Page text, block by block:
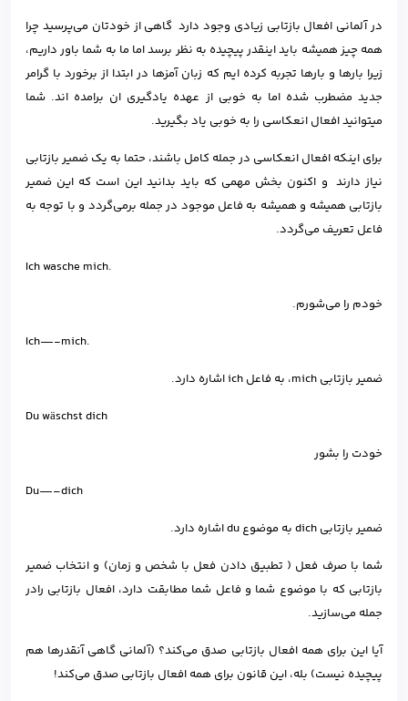
در آلمانی افعال بازتابی زیادی وجود دارد گاهی از خودتان می‌پرسید چرا
همه چیز همیشه باید اینقدر پیچیده به نظر برسد اما ما به شما باور داریم،
زیرا بارها و بارها تجربه کرده ایم که زبان آمزها در ابتدا از برخورد با گرامر
جدید مضطرب شده اما به خوبی از عهده یادگیری ان برامده اند. شما
میتوانید افعال انعکاسی را به خوبی یاد بگیرید.
برای اینکه افعال انعکاسی در جمله کامل باشند، حتما به یک ضمیر بازتابی
نیاز دارند و اکنون بخش مهمی که باید بدانید این است که این ضمیر
بازتابی همیشه و همیشه به فاعل موجود در جمله برمی‌گردد و با توجه به
فاعل تعریف می‌گردد.
Ich wasche mich.
خودم را می‌شورم.
Ich—-mich.
ضمیر بازتابی mich، به فاعل ich اشاره دارد.
Du wäschst dich
خودت را بشور
Du—–dich
ضمیر بازتابی dich به موضوع du اشاره دارد.
شما با صرف فعل ( تطبیق دادن فعل با شخص و زمان) و انتخاب ضمیر
بازتابی که با موضوع شما و فاعل شما مطابقت دارد، افعال بازتابی رادر
جمله می‌سازید.
آیا این برای همه افعال بازتابی صدق می‌کند؟ (آلمانی گاهی آنقدرها هم
پیچیده نیست) بله، این قانون برای همه افعال بازتابی صدق می‌کند!